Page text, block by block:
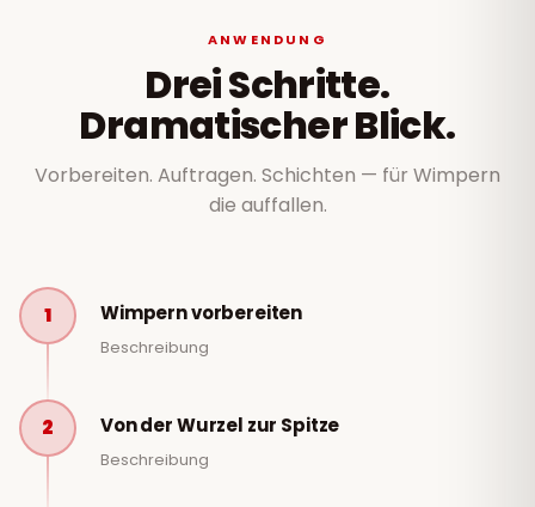
ANWENDUNG
Drei Schritte.
Dramatischer Blick.
Vorbereiten. Auftragen. Schichten — für Wimpern
die auffallen.
1 Wimpern vorbereiten
Beschreibung
2 Von der Wurzel zur Spitze
Beschreibung